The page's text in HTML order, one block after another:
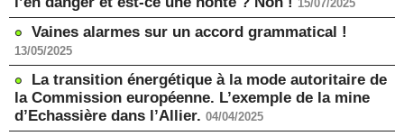
15/07/2025
Vaines alarmes sur un accord grammatical !
13/05/2025
La transition énergétique à la mode autoritaire de
la Commission européenne. L’exemple de la mine
d’Echassière dans l’Allier. 04/04/2025